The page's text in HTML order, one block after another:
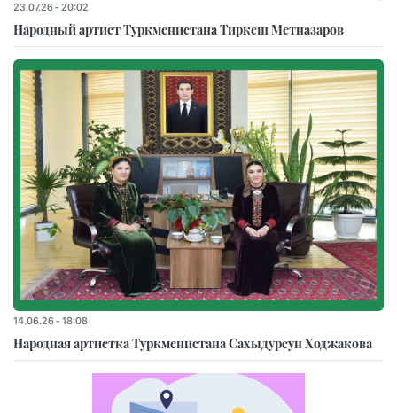
23.07.26 - 20:02
Народный артист Туркменистана Тиркеш Мeтназаров
14.06.26 - 18:08
Народная артистка Туркменистана Сахыдурсун Ходжакова